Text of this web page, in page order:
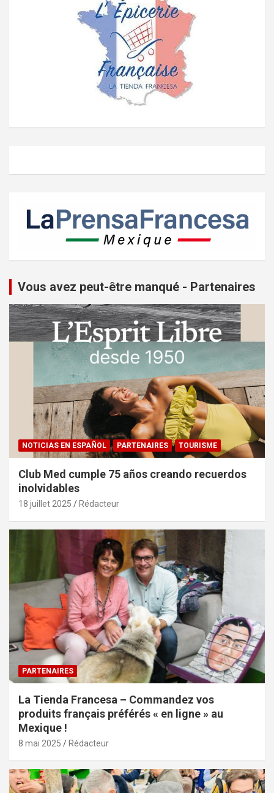
Vous avez peut-être manqué - Partenaires
NOTICIAS EN ESPAÑOL PARTENAIRES TOURISME
Club Med cumple 75 años creando recuerdos
inolvidables
18 juillet 2025 Rédacteur
PARTENAIRES
La Tienda Francesa – Commandez vos
produits français préférés « en ligne » au
Mexique !
8 mai 2025 Rédacteur